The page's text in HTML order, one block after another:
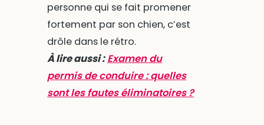
personne qui se fait promener
fortement par son chien, c’est
drôle dans le rétro.
À lire aussi : Examen du
permis de conduire : quelles
sont les fautes éliminatoires ?